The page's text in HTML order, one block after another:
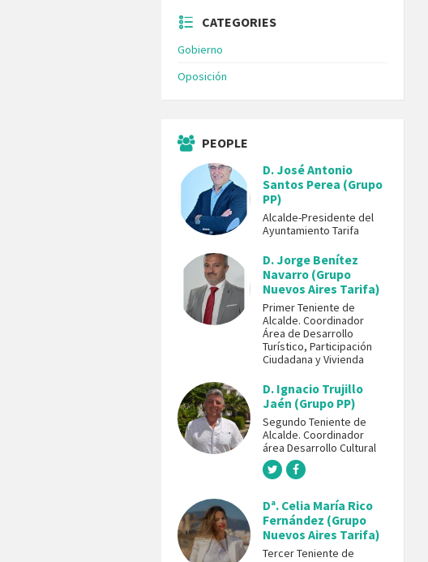
CATEGORIES
Gobierno
Oposición
PEOPLE
D. José Antonio
Santos Perea (Grupo
PP)
Alcalde-Presidente del
Ayuntamiento Tarifa
D. Jorge Benítez
Navarro (Grupo
Nuevos Aires Tarifa)
Primer Teniente de
Alcalde. Coordinador
Área de Desarrollo
Turístico, Participación
Ciudadana y Vivienda
D. Ignacio Trujillo
Jaén (Grupo PP)
Segundo Teniente de
Alcalde. Coordinador
área Desarrollo Cultural
Dª. Celia María Rico
Fernández (Grupo
Nuevos Aires Tarifa)
Tercer Teniente de